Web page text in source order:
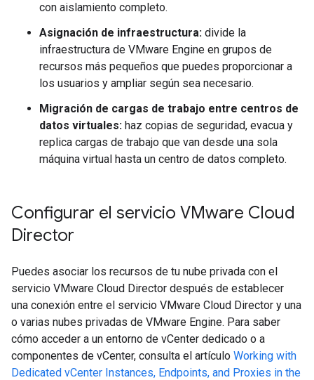
con aislamiento completo.
Asignación de infraestructura: divide la
infraestructura de VMware Engine en grupos de
recursos más pequeños que puedes proporcionar a
los usuarios y ampliar según sea necesario.
Migración de cargas de trabajo entre centros de
datos virtuales: haz copias de seguridad, evacua y
replica cargas de trabajo que van desde una sola
máquina virtual hasta un centro de datos completo.
Configurar el servicio VMware Cloud
Director
Puedes asociar los recursos de tu nube privada con el
servicio VMware Cloud Director después de establecer
una conexión entre el servicio VMware Cloud Director y una
o varias nubes privadas de VMware Engine. Para saber
cómo acceder a un entorno de vCenter dedicado o a
componentes de vCenter, consulta el artículo Working with
Dedicated vCenter Instances, Endpoints, and Proxies in the